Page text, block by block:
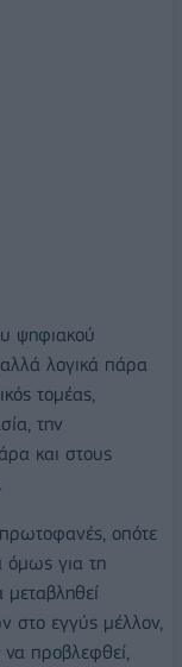
ψηφιακού
αλλά λογικά πάρα
τομέας,
την
και στους
οπότε
όμως για τη
μεταβληθεί
στο εγγύς μέλλον,
προβλεφθεί,